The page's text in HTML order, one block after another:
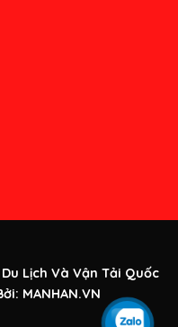
Lịch Và Vận Tải Quốc
MANHAN.VN